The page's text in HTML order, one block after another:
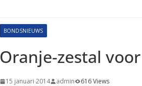
BONDSNIEUWS
Oranje-zestal voor
15 januari 2014 admin 616 Views